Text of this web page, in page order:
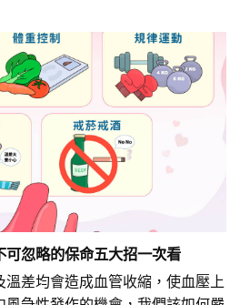
可忽略的保命五大招一次看
差均會造成血管收縮，使血壓上